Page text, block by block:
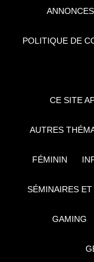
POLITIQUE DE
CE SITE
AUTRES
FÉMININ
SÉMINAIRES ET
GAMING